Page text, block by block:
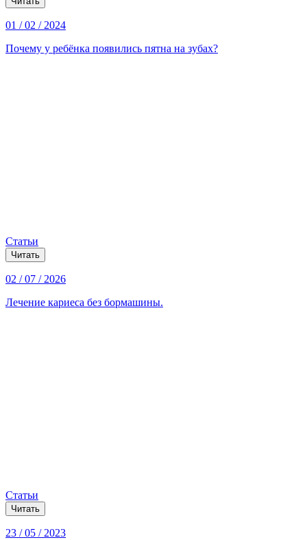
01 / 02 / 2024
Почему у ребёнка появились пятна на зубах?
Статьи
Читать
02 / 07 / 2026
Лечение кариеса без бормашины.
Статьи
Читать
23 / 05 / 2023